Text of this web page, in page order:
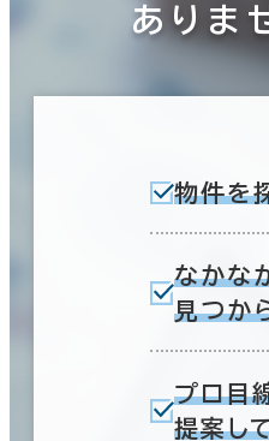
ありま
物件を
なかな
見つか
プロ目
提案し